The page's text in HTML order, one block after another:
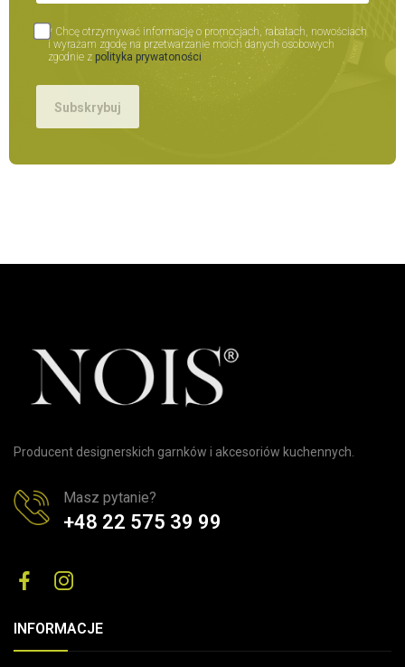
* Chcę otrzymywać informację o promocjach, rabatach, nowościach
i wyrażam zgodę na przetwarzanie moich danych osobowych
zgodnie z polityka prywatoności
Subskrybuj
Producent designerskich garnków i akcesoriów kuchennych.
Masz pytanie?
+48 22 575 39 99
INFORMACJE